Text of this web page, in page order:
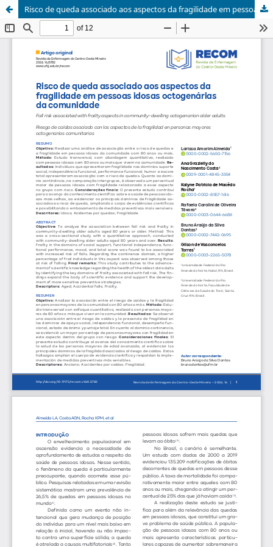
Risco de queda associado aos aspectos da fragilidade em pessoas idosas octogenárias da comunidade